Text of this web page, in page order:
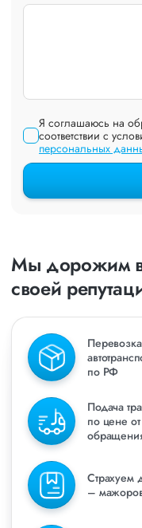
Я соглашаюсь на
соответствии с
персональных
Мы дорожим
своей
Перевозка
по РФ
Подача
по цене
Страхуем
–